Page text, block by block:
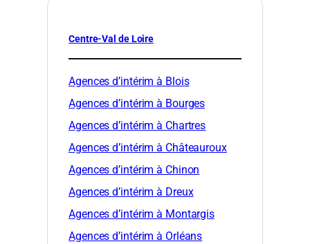
Centre-Val de Loire
Agences d’intérim à Blois
Agences d’intérim à Bourges
Agences d’intérim à Chartres
Agences d’intérim à Châteauroux
Agences d’intérim à Chinon
Agences d’intérim à Dreux
Agences d’intérim à Montargis
Agences d’intérim à Orléans